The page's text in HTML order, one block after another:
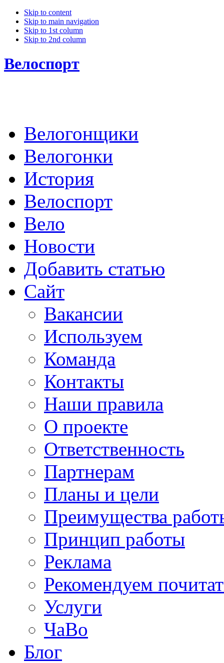
Skip to content
Skip to main navigation
Skip to 1st column
Skip to 2nd column
Велоспорт
Велогонщики
Велогонки
История
Велоспорт
Вело
Новости
Добавить статью
Сайт
Вакансии
Используем
Команда
Контакты
Наши правила
О проекте
Ответственность
Партнерам
Планы и цели
Преимущества
Принцип работы
Реклама
Рекомендуем
Услуги
ЧаВо
Блог